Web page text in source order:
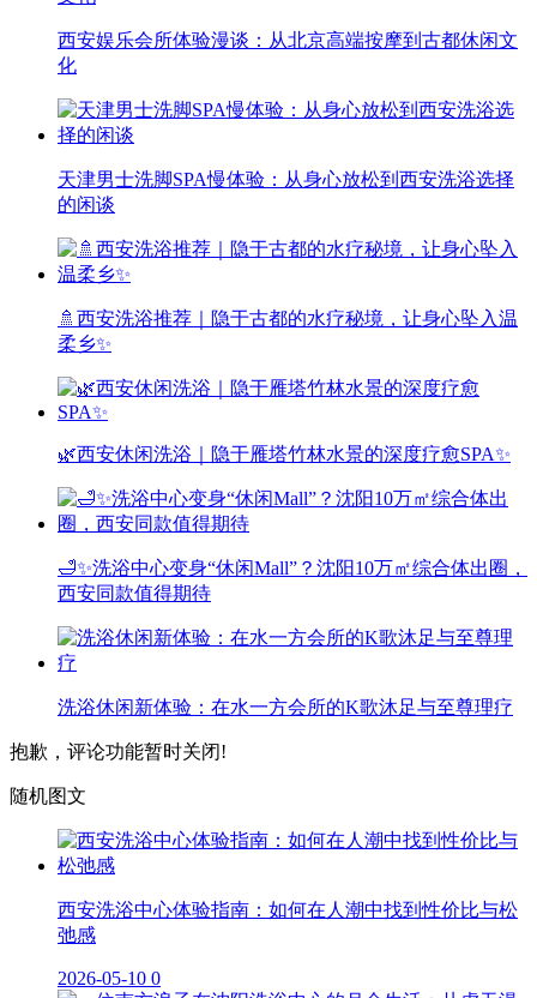
西安娱乐会所体验漫谈：从北京高端按摩到古都休闲文
化
天津男士洗脚SPA慢体验：从身心放松到西安洗浴选择
的闲谈
🚿西安洗浴推荐｜隐于古都的水疗秘境，让身心坠入温
柔乡✨
🌿西安休闲洗浴｜隐于雁塔竹林水景的深度疗愈SPA✨
🛁✨洗浴中心变身“休闲Mall”？沈阳10万㎡综合体出圈，
西安同款值得期待
洗浴休闲新体验：在水一方会所的K歌沐足与至尊理疗
抱歉，评论功能暂时关闭!
随机图文
西安洗浴中心体验指南：如何在人潮中找到性价比与松
弛感
2026-05-10 0